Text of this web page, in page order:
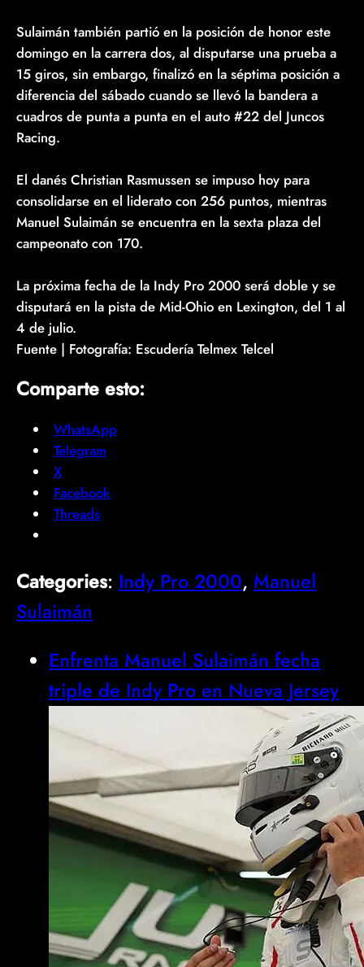
Sulaimán también partió en la posición de honor este
domingo en la carrera dos, al disputarse una prueba a
15 giros, sin embargo, finalizó en la séptima posición a
diferencia del sábado cuando se llevó la bandera a
cuadros de punta a punta en el auto #22 del Juncos
Racing.
El danés Christian Rasmussen se impuso hoy para
consolidarse en el liderato con 256 puntos, mientras
Manuel Sulaimán se encuentra en la sexta plaza del
campeonato con 170.
La próxima fecha de la Indy Pro 2000 será doble y se
disputará en la pista de Mid-Ohio en Lexington, del 1 al
4 de julio.
Fuente | Fotografía: Escudería Telmex Telcel
Comparte esto:
WhatsApp
Telegram
X
Facebook
Threads
Categories: Indy Pro 2000, Manuel
Sulaimán
Enfrenta Manuel Sulaimán fecha
triple de Indy Pro en Nueva Jersey